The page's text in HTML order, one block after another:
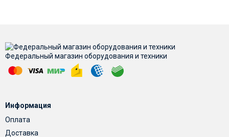
Федеральный магазин оборудования и техники
Информация
Оплата
Доставка